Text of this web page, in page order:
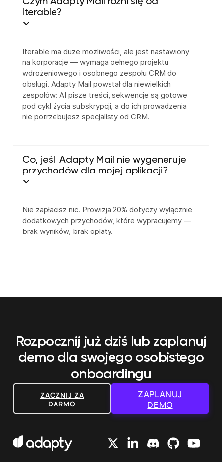
Iterable?
Iterable ma duże możliwości, ale jest nastawiony
na korporacje — wymaga pełnego projektu
wdrożeniowego i osobnego zespołu CRM do
obsługi. Adapty Mail powstał dla niewielkich
zespołów: AI pisze treści, sekwencje są gotowe
pod cykl życia subskrypcji, a do ich prowadzenia
nie potrzebujesz specjalisty od CRM.
Co, jeśli Adapty Mail nie wygeneruje
przychodów dla mojej aplikacji?
Nie zapłacisz nic. Prowizja 20% dotyczy wyłącznie
dodatkowych przychodów, które wypracujemy —
brak wyników, brak opłaty.
Rozpocznij już dziś lub zaplanuj
demo dla swojego osobistego
onboardingu
ZACZNIJ ZA
DARMO
ZAPLANUJ
DEMO